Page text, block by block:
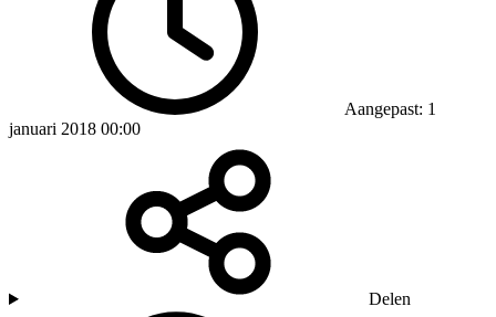
Aangepast: 1
januari 2018 00:00
Delen